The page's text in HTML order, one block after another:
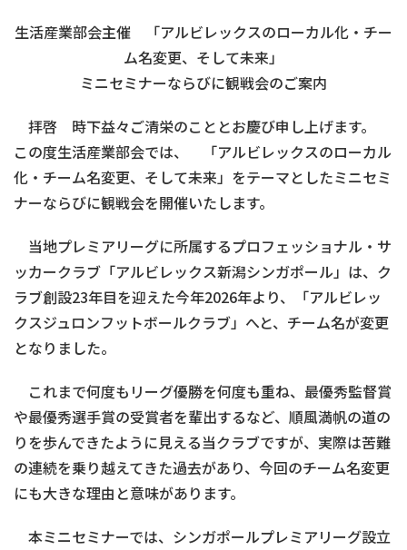
生活産業部会主催 「アルビレックスのローカル化・チー
ム名変更、そして未来」
ミニセミナーならびに観戦会のご案内
拝啓 時下益々ご清栄のこととお慶び申し上げます。
この度生活産業部会では、 「アルビレックスのローカル
化・チーム名変更、そして未来」をテーマとしたミニセミ
ナーならびに観戦会を開催いたします。
当地プレミアリーグに所属するプロフェッショナル・サ
ッカークラブ「アルビレックス新潟シンガポール」は、ク
ラブ創設23年目を迎えた今年2026年より、「アルビレッ
クスジュロンフットボールクラブ」へと、チーム名が変更
となりました。
これまで何度もリーグ優勝を何度も重ね、最優秀監督賞
や最優秀選手賞の受賞者を輩出するなど、順風満帆の道の
りを歩んできたように見える当クラブですが、実際は苦難
の連続を乗り越えてきた過去があり、今回のチーム名変更
にも大きな理由と意味があります。
本ミニセミナーでは、シンガポールプレミアリーグ設立